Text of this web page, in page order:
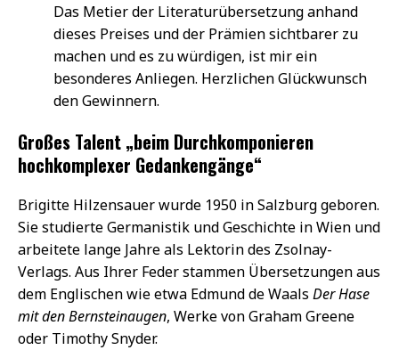
Das Metier der Literaturübersetzung anhand
dieses Preises und der Prämien sichtbarer zu
machen und es zu würdigen, ist mir ein
besonderes Anliegen. Herzlichen Glückwunsch
den Gewinnern.
Großes Talent „beim Durchkomponieren
hochkomplexer Gedankengänge“
Brigitte Hilzensauer wurde 1950 in Salzburg geboren.
Sie studierte Germanistik und Geschichte in Wien und
arbeitete lange Jahre als Lektorin des Zsolnay-
Verlags. Aus Ihrer Feder stammen Übersetzungen aus
dem Englischen wie etwa Edmund de Waals Der Hase
mit den Bernsteinaugen, Werke von Graham Greene
oder Timothy Snyder.